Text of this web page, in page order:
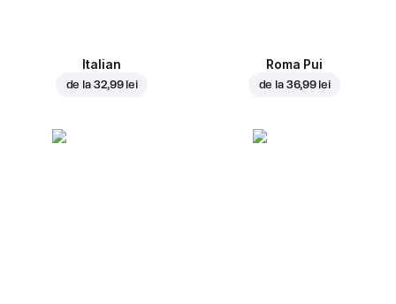
Italian
de la 32,99 lei
Roma Pui
de la 36,99 lei